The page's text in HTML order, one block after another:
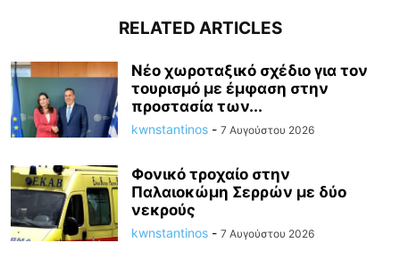
RELATED ARTICLES
Νέο χωροταξικό σχέδιο για τον
τουρισμό με έμφαση στην
προστασία των...
kwnstantinos - 7 Αυγούστου 2026
Φονικό τροχαίο στην
Παλαιοκώμη Σερρών με δύο
νεκρούς
kwnstantinos - 7 Αυγούστου 2026